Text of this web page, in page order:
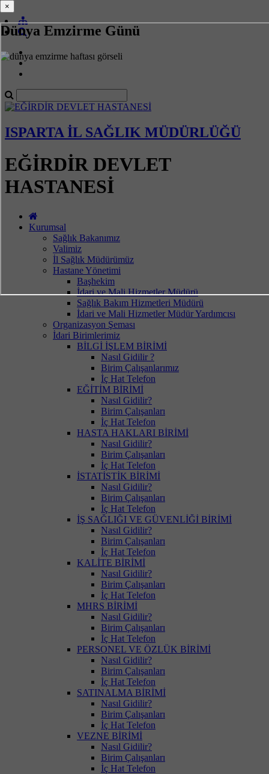
Dünya Emzirme Günü
ISPARTA İL SAĞLIK MÜDÜRLÜĞÜ
EĞİRDİR DEVLET
HASTANESİ
Kurumsal
Sağlık Bakanımız
Valimiz
İl Sağlık Müdürümüz
Hastane Yönetimi
Başhekim
İdari ve Mali Hizmetler Müdürü
Sağlık Bakım Hizmetleri Müdürü
İdari ve Mali Hizmetler Müdür Yardımcısı
Organizasyon Şeması
İdari Birimlerimiz
BİLGİ İŞLEM BİRİMİ
Nasıl Gidilir ?
Birim Çalışanlarımız
İç Hat Telefon
EĞİTİM BİRİMİ
Nasıl Gidilir?
Birim Çalışanları
İç Hat Telefon
HASTA HAKLARI BİRİMİ
Nasıl Gidilir?
Birim Çalışanları
İç Hat Telefon
İSTATİSTİK BİRİMİ
Nasıl Gidilir?
Birim Çalışanları
İç Hat Telefon
İŞ SAĞLIĞI VE GÜVENLİĞİ BİRİMİ
Nasıl Gidilir?
Birim Çalışanları
İç Hat Telefon
KALİTE BİRİMİ
Nasıl Gidilir?
Birim Çalışanları
İç Hat Telefon
MHRS BİRİMİ
Nasıl Gidilir?
Birim Çalışanları
İç Hat Telefon
PERSONEL VE ÖZLÜK BİRİMİ
Nasıl Gidilir?
Birim Çalışanları
İç Hat Telefon
SATINALMA BİRİMİ
Nasıl Gidilir?
Birim Çalışanları
İç Hat Telefon
VEZNE BİRİMİ
Nasıl Gidilir?
Birim Çalışanları
İç Hat Telefon
×